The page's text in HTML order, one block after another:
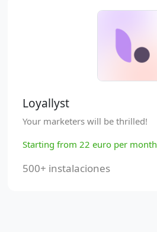
Loyallyst
Your marketers will be thrilled!
Starting from 22 euro per month
500+ instalaciones